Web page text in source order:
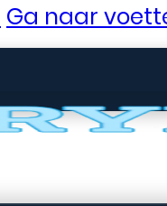
Ga naar